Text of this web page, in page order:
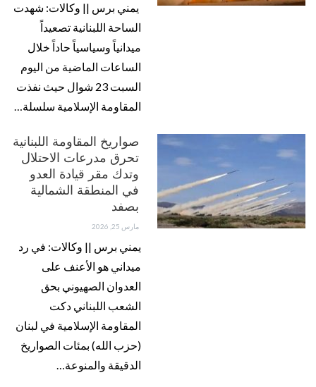
يمني برس || وكالات: شهدت
الساحة اللبنانية تصعيداً
ميدانياً وسياسياً حاداً خلال
الساعات الماضية من اليوم
السبت 23 شوال حيث نفذت
المقاومة الإسلامية سلسلة…
صواريخ المقاومة اللبنانية
تحرق مدرعات الاحتلال
وتدك مقر قيادة العدو
في المنطقة الشمالية
بصفد
مارس 25, 2026
يمني برس || وكالات: في رد
ميداني هو الأعنف على
العدوان الصهيوني بحق
الشعب اللبناني دكت
المقاومة الإسلامية في لبنان
(حزب الله) بمئات الصواريخ
الدقيقة والمنوعة…